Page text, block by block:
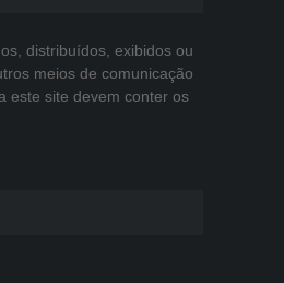
distribuídos, exibidos ou
meios de comunicação
este site devem conter os